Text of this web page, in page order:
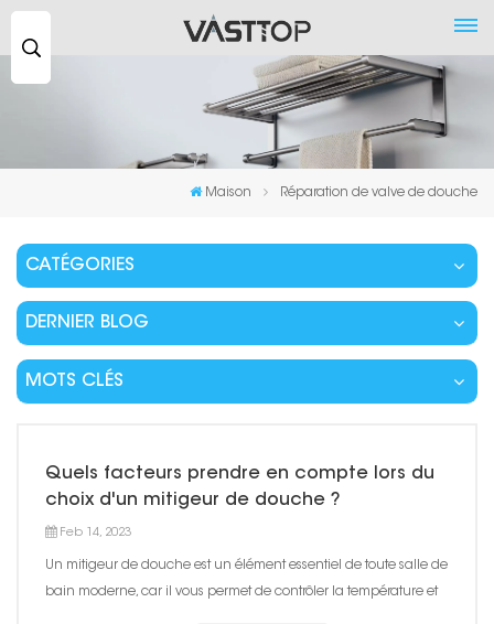
Maison Réparation de valve de douche
CATÉGORIES
DERNIER BLOG
MOTS CLÉS
Quels facteurs prendre en compte lors du
choix d'un mitigeur de douche ?
Feb 14, 2023
Un mitigeur de douche est un élément essentiel de toute salle de
bain moderne, car il vous permet de contrôler la température et